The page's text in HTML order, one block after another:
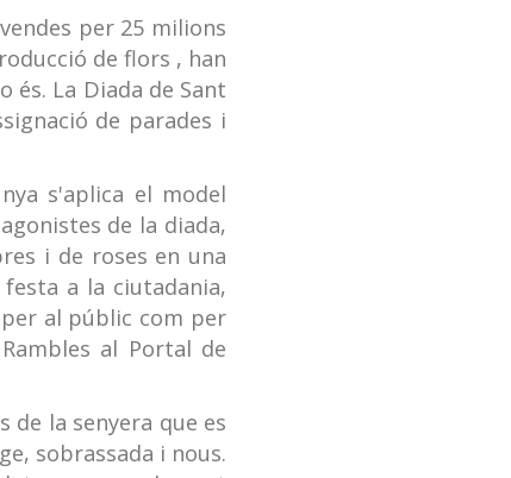
per 25 milions
de flors , han
La Diada de Sant
de parades i
s'aplica el model
de la diada,
i de roses en una
a la ciutadania,
al públic com per
al Portal de
de la senyera que es
sobrassada i nous.